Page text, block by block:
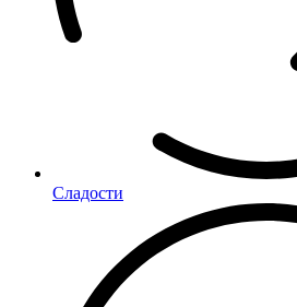
Сладости